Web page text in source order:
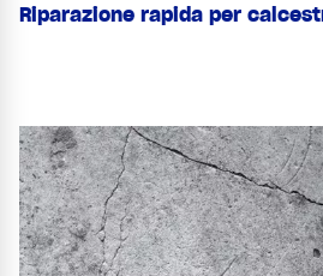
Riparazione rapida per